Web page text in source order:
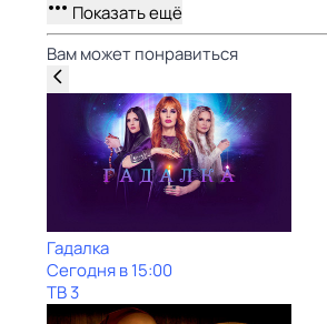
Показать ещё
Вам может понравиться
Гадалка
Сегодня в 15:00
ТВ 3